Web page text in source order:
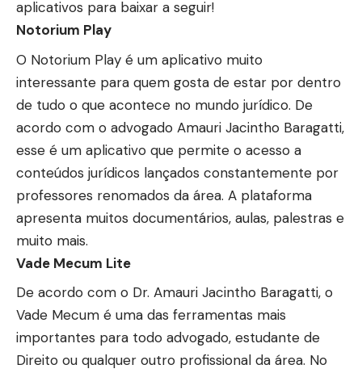
aplicativos para baixar a seguir!
Notorium Play
O Notorium Play é um aplicativo muito
interessante para quem gosta de estar por dentro
de tudo o que acontece no mundo jurídico. De
acordo com o advogado Amauri Jacintho Baragatti,
esse é um aplicativo que permite o acesso a
conteúdos jurídicos lançados constantemente por
professores renomados da área. A plataforma
apresenta muitos documentários, aulas, palestras e
muito mais.
Vade Mecum Lite
De acordo com o Dr. Amauri Jacintho Baragatti, o
Vade Mecum é uma das ferramentas mais
importantes para todo advogado, estudante de
Direito ou qualquer outro profissional da área. No